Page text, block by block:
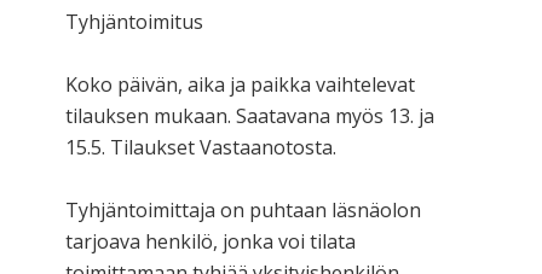
Tyhjäntoimitus
Koko päivän, aika ja paikka vaihtelevat
tilauksen mukaan. Saatavana myös 13. ja
15.5. Tilaukset Vastaanotosta.
Tyhjäntoimittaja on puhtaan läsnäolon
tarjoava henkilö, jonka voi tilata